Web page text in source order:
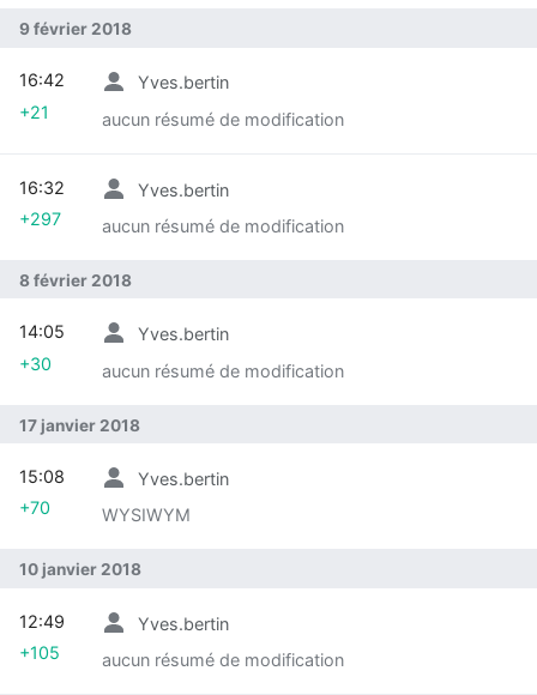
9 février 2018
Yves.bertin
aucun résumé de modification
16:42
+21
Yves.bertin
aucun résumé de modification
16:32
+297
8 février 2018
Yves.bertin
aucun résumé de modification
14:05
+30
17 janvier 2018
Yves.bertin
WYSIWYM
15:08
+70
10 janvier 2018
Yves.bertin
aucun résumé de modification
12:49
+105